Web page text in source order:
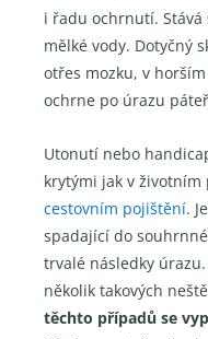
i řadu ochrnutí. Stává
mělké vody. Dotyčný
otřes mozku, v
ochrne po úrazu
Utonutí nebo
krytými jak v životním
cestovním pojištění.
spadající do
trvalé následky úrazu.
několik takových
těchto případů se